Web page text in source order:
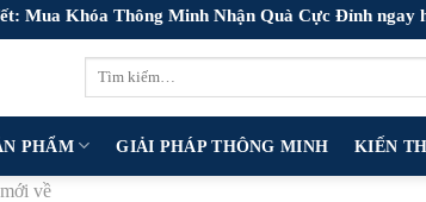
Mua Khóa Thông Minh Nhận Quà Cực Đỉnh ngay
PHẨM GIẢI PHÁP THÔNG MINH KIẾN
về